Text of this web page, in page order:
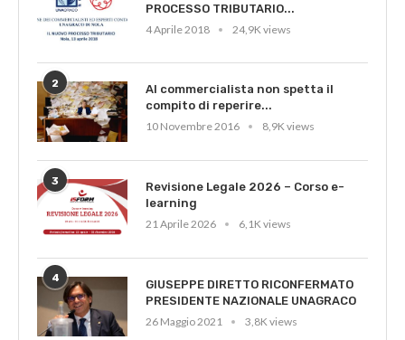
PROCESSO TRIBUTARIO...
4 Aprile 2018
24,9K views
2
Al commercialista non spetta il
compito di reperire...
10 Novembre 2016
8,9K views
3
Revisione Legale 2026 – Corso e-
learning
21 Aprile 2026
6,1K views
4
GIUSEPPE DIRETTO RICONFERMATO
PRESIDENTE NAZIONALE UNAGRACO
26 Maggio 2021
3,8K views